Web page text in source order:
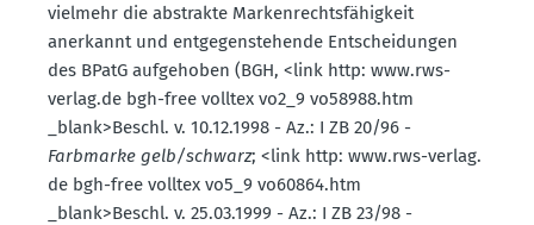
vielmehr die abstrakte Marken­rechts­fä­higkeit
anerkannt und entge­gen­ste­hende Entschei­dungen
des BPatG aufge­hoben (BGH, <link http: www.​rws-​
verlag.​de bgh-free volltex vo2_9 vo58988.​htm
_blank>Beschl. v. 10.12.1998 - Az.: I ZB 20/96 -
Farbmarke gelb/schwarz; <link http: www.​rws-​verlag.​
de bgh-free volltex vo5_9 vo60864.​htm
_blank>Beschl. v. 25.03.1999 - Az.: I ZB 23/98 -